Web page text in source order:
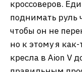
кроссоверов.
поднимать руль
чтобы он не
но к этому я
кресла в Aion V